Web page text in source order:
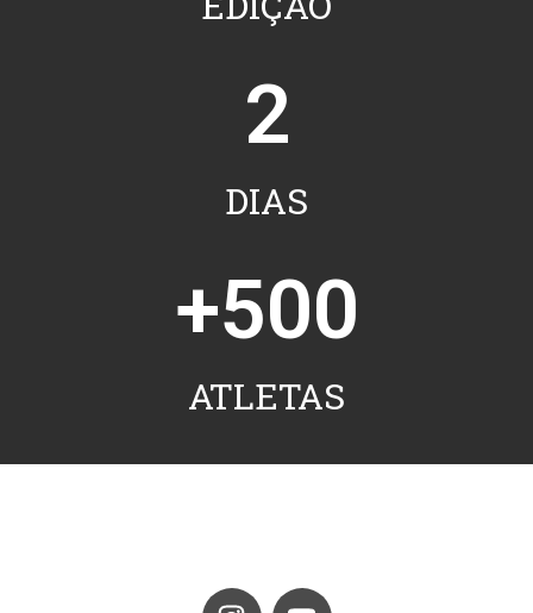
DIAS
2
ATLETAS
+500
I Y